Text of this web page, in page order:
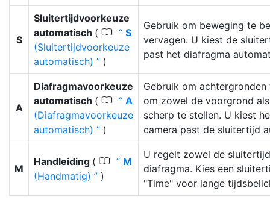
S
Sluitertijdvoorkeuze
automatisch ( 0
S
(Sluitertijdvoorkeuze
automatisch)
)
Gebruik om beweging te
vervagen. U kiest de
past het diafragma
A
Diafragmavoorkeuze
automatisch ( 0
A
(Diafragmavoorkeuze
automatisch)
)
Gebruik om
om zowel de voorgrond
scherp te stellen. U kiest
camera past de sluitertijd
M
Handleiding ( 0
M
(Handmatig)
)
U regelt zowel de
diafragma. Kies een
"Time" voor lange